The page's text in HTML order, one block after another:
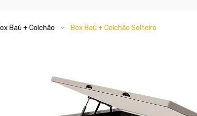
Baú + Colchão Box Baú + Colchão Solteiro